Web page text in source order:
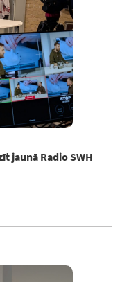
jaunā Radio SWH